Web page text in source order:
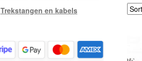
Trekstangen en kabels